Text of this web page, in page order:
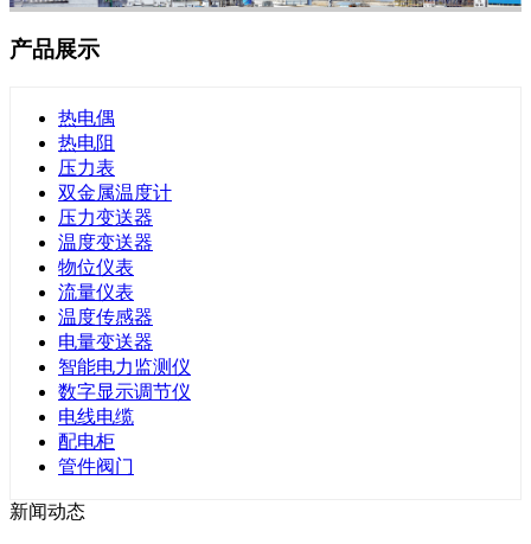
产品展示
热电偶
热电阻
压力表
双金属温度计
压力变送器
温度变送器
物位仪表
流量仪表
温度传感器
电量变送器
智能电力监测仪
数字显示调节仪
电线电缆
配电柜
管件阀门
新闻动态